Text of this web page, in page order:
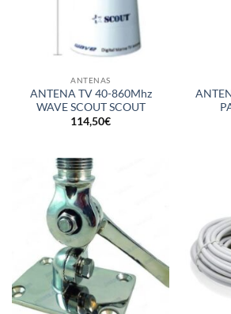
ANTENAS
ANTENA TV 40-860Mhz
WAVE SCOUT SCOUT
114,50€